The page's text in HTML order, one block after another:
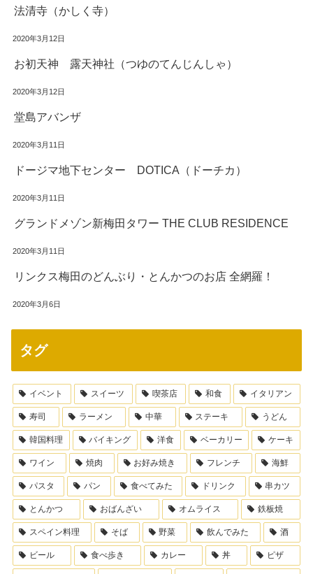
法清寺（かしく寺）
2020年3月12日
お初天神 露天神社（つゆのてんじんしゃ）
2020年3月12日
堂島アバンザ
2020年3月11日
ドージマ地下センター DOTICA（ドーチカ）
2020年3月11日
グランドメゾン新梅田タワー THE CLUB RESIDENCE
2020年3月11日
リンクス梅田のどんぶり・とんかつのお店 全網羅！
2020年3月6日
タグ
イベント スイーツ 喫茶店 和食 イタリアン
寿司 ラーメン 中華 ステーキ うどん
韓国料理 バイキング 洋食 ベーカリー ケーキ
ワイン 焼肉 お好み焼き フレンチ 海鮮
パスタ パン 食べてみた ドリンク 串カツ
とんかつ おばんざい オムライス 鉄板焼
スペイン料理 そば 野菜 飲んでみた 酒
ビール 食べ歩き カレー 丼 ピザ